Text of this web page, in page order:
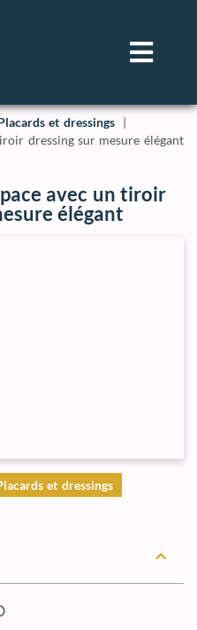
et dressings
dressing sur mesure élégant
avec un tiroir
élégant
et dressings